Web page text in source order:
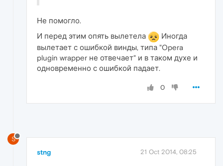
Не помогло.
И перед этим опять вылетела
Иногда
вылетает с ошибкой винды, типа "Opera
plugin wrapper не отвечает" и в таком духе и
одновременно с ошибкой падает.
0
S
stng 21 Oct 2014, 08:25